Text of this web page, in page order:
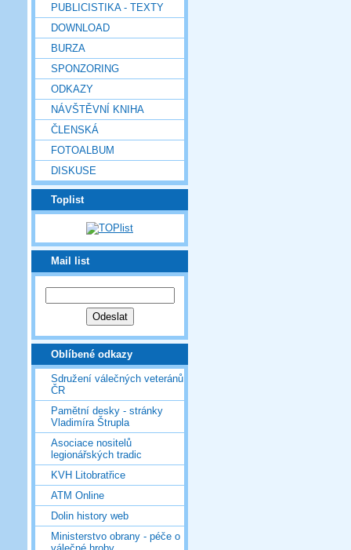
PUBLICISTIKA - TEXTY
DOWNLOAD
BURZA
SPONZORING
ODKAZY
NÁVŠTĚVNÍ KNIHA
ČLENSKÁ
FOTOALBUM
DISKUSE
Toplist
Mail list
Oblíbené odkazy
Sdružení válečných veteránů
ČR
Pamětní desky - stránky
Vladimíra Štrupla
Asociace nositelů
legionářských tradic
KVH Litobratřice
ATM Online
Dolin history web
Ministerstvo obrany - péče o